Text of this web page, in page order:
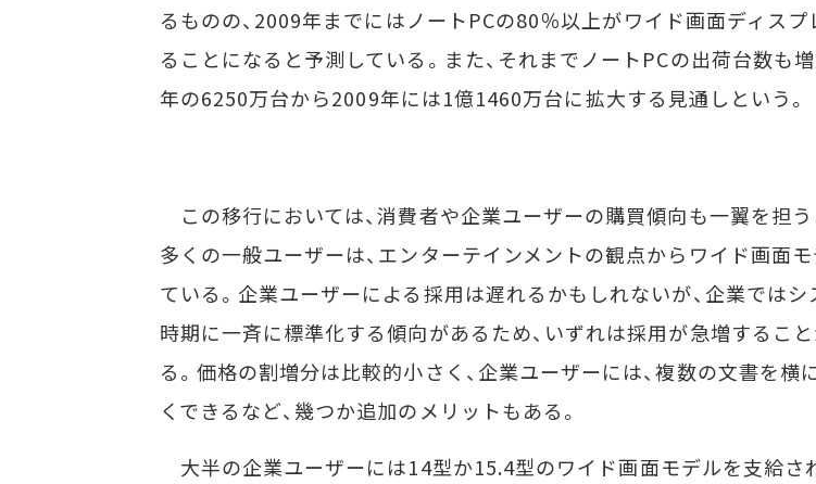
るものの、2009年までにはノートPCの80％以上がワイド画面ディス
ることになると予測している。また、それまでノートPCの出荷台数も
年の6250万台から2009年には1億1460万台に拡大する見通しという。
この移行においては、消費者や企業ユーザーの購買傾向も一翼を担う
多くの一般ユーザーは、エンターテインメントの観点からワイド画面
ている。企業ユーザーによる採用は遅れるかもしれないが、企業ではシ
時期に一斉に標準化する傾向があるため、いずれは採用が急増するこ
る。価格の割増分は比較的小さく、企業ユーザーには、複数の文書を横
くできるなど、幾つか追加のメリットもある。
大半の企業ユーザーには14型か15.4型のワイド画面モデルを支給さ